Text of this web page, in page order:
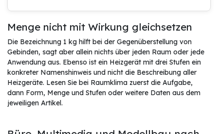
Menge nicht mit Wirkung gleichsetzen
Die Bezeichnung 1 kg hilft bei der Gegenüberstellung von
Gebinden, sagt aber allein nichts über jeden Raum oder jede
Anwendung aus. Ebenso ist ein Heizgerät mit drei Stufen ein
konkreter Namenshinweis und nicht die Beschreibung aller
Heizgeräte. Lesen Sie bei Raumklima zuerst die Aufgabe,
dann Form, Menge und Stufen oder weitere Daten aus dem
jeweiligen Artikel.